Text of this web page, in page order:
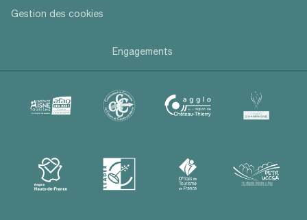
Gestion des cookies
Engagements